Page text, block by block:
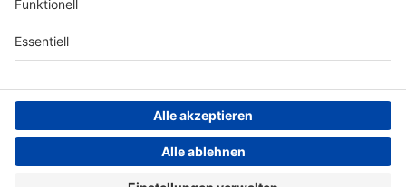
BAYERN
Datenschutz­erklärung
einstellungen
Persönliche Datenkontrolle